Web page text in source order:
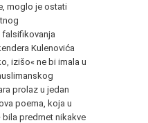
moglo je ostati
Kulenovića
izišo« ne bi imala u
prolaz u jedan
poema, koja u
bila predmet nikakve